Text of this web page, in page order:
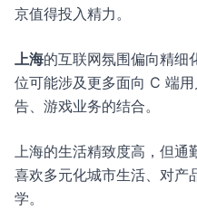
京值得投入精力。
上海的互联网氛围偏向精细
位可能涉及更多面向 C 端
告、游戏业务的结合。
上海的生活精致度高，但通
喜欢多元化城市生活、对产
学。